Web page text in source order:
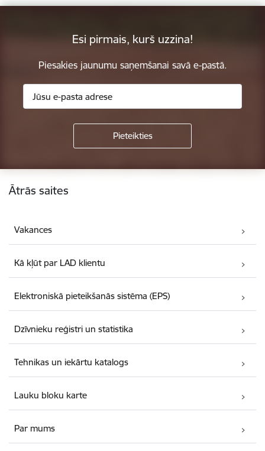
Esi pirmais, kurš uzzina!
Piesakies jaunumu saņemšanai savā e-pastā.
Kājene
Ātrās saites
Vakances
Kā kļūt par LAD klientu
Elektroniskā pieteikšanās sistēma (EPS)
Dzīvnieku reģistri un statistika
Tehnikas un iekārtu katalogs
Lauku bloku karte
Par mums